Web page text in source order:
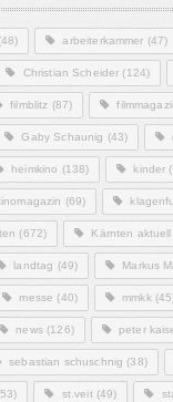
arbeiterkammer (47)
Christian Scheider (124)
filmblitz (87)
Gaby Schaunig (43)
heimkino (138) kinder
(69)
(672) Kärnten aktuell
landtag (49) Markus
messe (40) mmkk
news(126) peter
sebastian schuschnig (38)
st.veit(49)